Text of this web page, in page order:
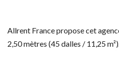
Allrent France propose cet
2,50 mètres (45 dalles / 11,25 m²).